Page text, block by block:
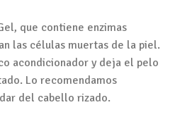
que contiene enzimas
las células muertas de la piel.
acondicionador y deja el pelo
Lo recomendamos
del cabello rizado.